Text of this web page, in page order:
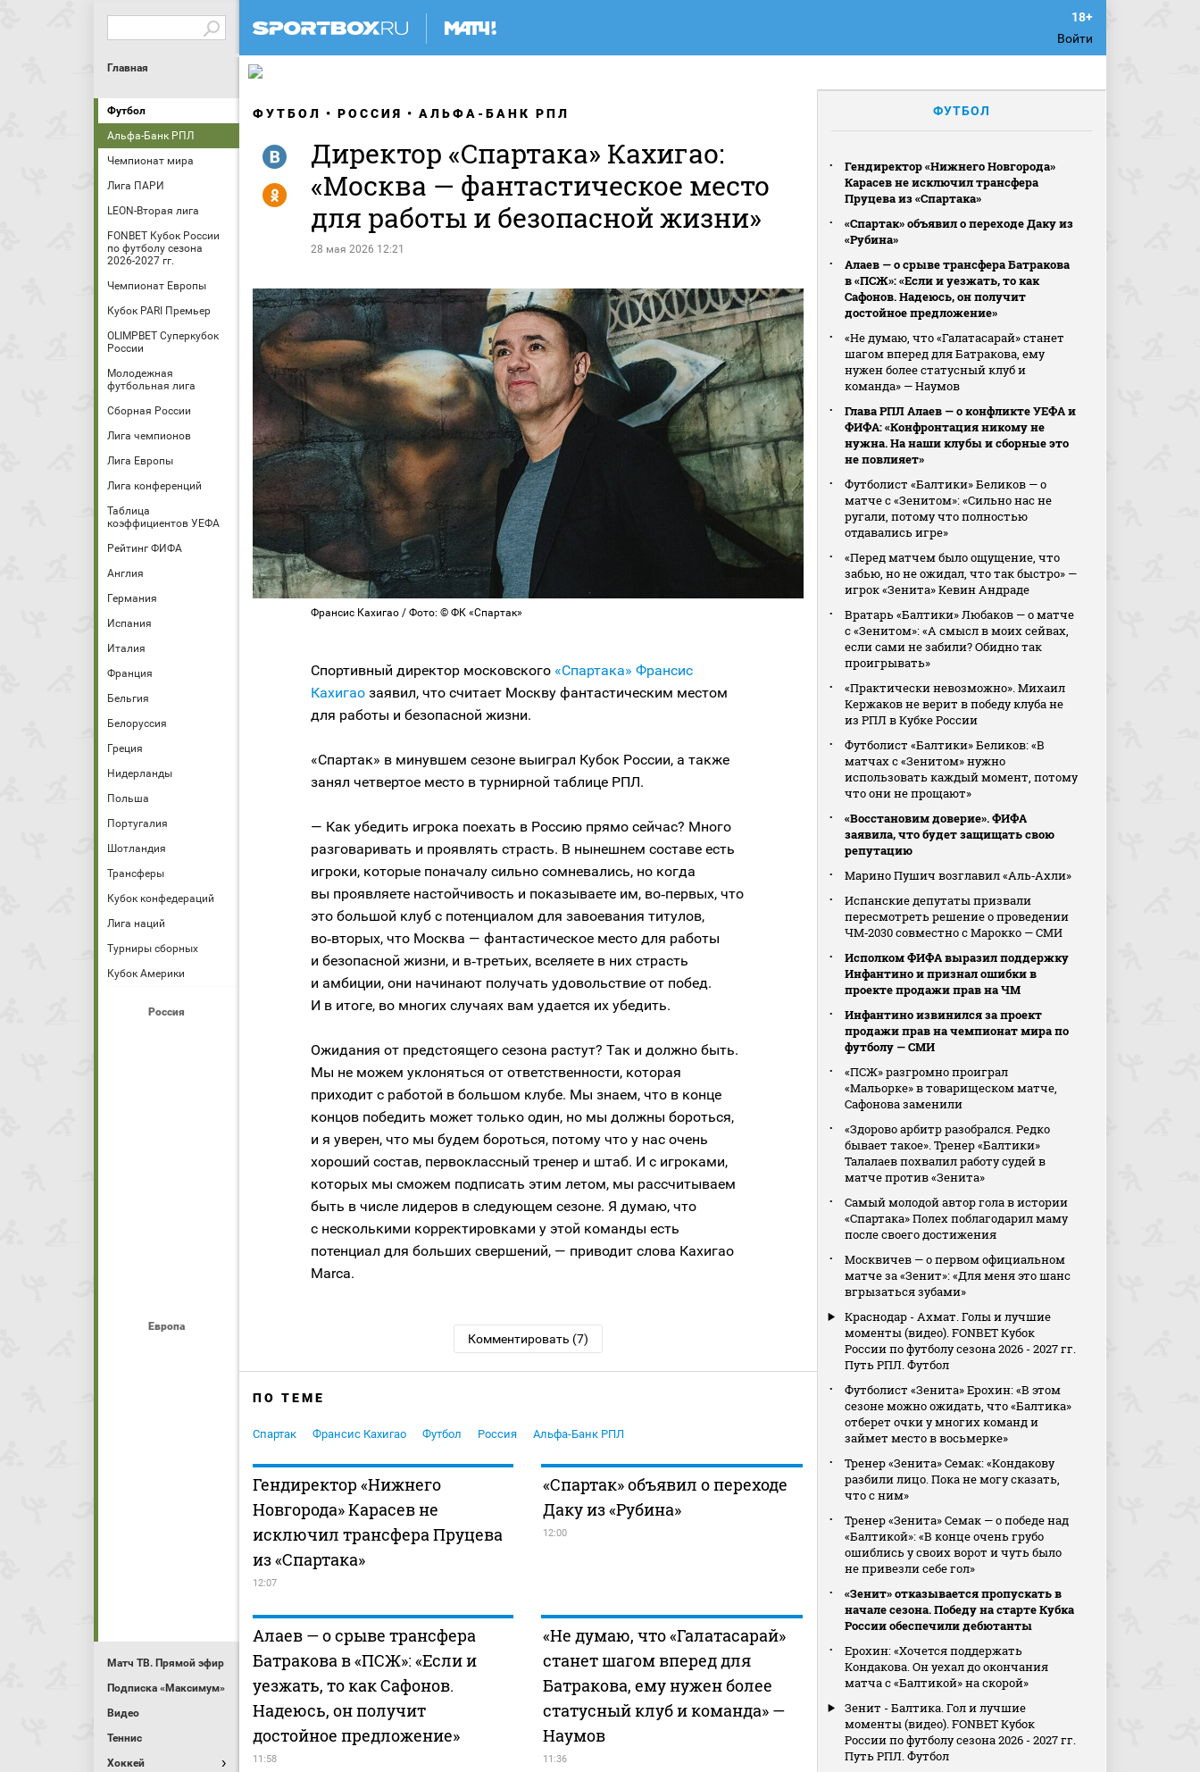
Войти
Главная
Футбол
Альфа-Банк РПЛ
Чемпионат мира
Лига ПАРИ
LEON-Вторая лига
FONBET Кубок России
по футболу сезона
2026-2027 гг.
Чемпионат Европы
Кубок PARI Премьер
OLIMPBET Суперкубок
России
Молодежная
футбольная лига
Сборная России
Лига чемпионов
Лига Европы
Лига конференций
Таблица
коэффициентов УЕФА
Рейтинг ФИФА
Англия
Германия
Испания
Италия
Франция
Бельгия
Белоруссия
Греция
Нидерланды
Польша
Португалия
Шотландия
Трансферы
Кубок конфедераций
Лига наций
Турниры сборных
Кубок Америки
Россия
Европа
Матч ТВ. Прямой эфир
Подписка «Максимум»
Видео
Теннис
Хоккей
ФУТБОЛ РОССИЯ АЛЬФА-БАНК РПЛ
Директор «Спартака» Кахигао:
«Москва — фантастическое место
для работы и безопасной жизни»
28 мая 2026 12:21
R
Y
Франсис Кахигао / Фото: © ФК «Спартак»
Спортивный директор московского «Спартака» Франсис
Кахигао заявил, что считает Москву фантастическим местом
для работы и безопасной жизни.
«Спартак» в минувшем сезоне выиграл Кубок России, а также
занял четвертое место в турнирной таблице РПЛ.
— Как убедить игрока поехать в Россию прямо сейчас? Много
разговаривать и проявлять страсть. В нынешнем составе есть
игроки, которые поначалу сильно сомневались, но когда
вы проявляете настойчивость и показываете им, во‑первых, что
это большой клуб с потенциалом для завоевания титулов,
во‑вторых, что Москва — фантастическое место для работы
и безопасной жизни, и в‑третьих, вселяете в них страсть
и амбиции, они начинают получать удовольствие от побед.
И в итоге, во многих случаях вам удается их убедить.
Ожидания от предстоящего сезона растут? Так и должно быть.
Мы не можем уклоняться от ответственности, которая
приходит с работой в большом клубе. Мы знаем, что в конце
концов победить может только один, но мы должны бороться,
и я уверен, что мы будем бороться, потому что у нас очень
хороший состав, первоклассный тренер и штаб. И с игроками,
которых мы сможем подписать этим летом, мы рассчитываем
быть в числе лидеров в следующем сезоне. Я думаю, что
с несколькими корректировками у этой команды есть
потенциал для больших свершений, — приводит слова Кахигао
Marca.
Комментировать (7)
ПО ТЕМЕ
Спартак Франсис Кахигао Футбол Россия Альфа-Банк РПЛ
Гендиректор «Нижнего
Новгорода» Карасев не
исключил трансфера Пруцева
из «Спартака»
12:07
«Спартак» объявил о переходе
Даку из «Рубина»
12:00
Алаев — о срыве трансфера
Батракова в «ПСЖ»: «Если и
уезжать, то как Сафонов.
Надеюсь, он получит
достойное предложение»
11:58
«Не думаю, что «Галатасарай»
станет шагом вперед для
Батракова, ему нужен более
статусный клуб и команда» —
Наумов
11:36
ФУТБОЛ
Гендиректор «Нижнего Новгорода»
Карасев не исключил трансфера
Пруцева из «Спартака»
«Спартак» объявил о переходе Даку из
«Рубина»
Алаев — о срыве трансфера Батракова
в «ПСЖ»: «Если и уезжать, то как
Сафонов. Надеюсь, он получит
достойное предложение»
«Не думаю, что «Галатасарай» станет
шагом вперед для Батракова, ему
нужен более статусный клуб и
команда» — Наумов
Глава РПЛ Алаев — о конфликте УЕФА и
ФИФА: «Конфронтация никому не
нужна. На наши клубы и сборные это
не повлияет»
Футболист «Балтики» Беликов — о
матче с «Зенитом»: «Сильно нас не
ругали, потому что полностью
отдавались игре»
«Перед матчем было ощущение, что
забью, но не ожидал, что так быстро» —
игрок «Зенита» Кевин Андраде
Вратарь «Балтики» Любаков — о матче
с «Зенитом»: «А смысл в моих сейвах,
если сами не забили? Обидно так
проигрывать»
«Практически невозможно». Михаил
Кержаков не верит в победу клуба не
из РПЛ в Кубке России
Футболист «Балтики» Беликов: «В
матчах с «Зенитом» нужно
использовать каждый момент, потому
что они не прощают»
«Восстановим доверие». ФИФА
заявила, что будет защищать свою
репутацию
Марино Пушич возглавил «Аль‑Ахли»
Испанские депутаты призвали
пересмотреть решение о проведении
ЧМ‑2030 совместно с Марокко — СМИ
Исполком ФИФА выразил поддержку
Инфантино и признал ошибки в
проекте продажи прав на ЧМ
Инфантино извинился за проект
продажи прав на чемпионат мира по
футболу — СМИ
«ПСЖ» разгромно проиграл
«Мальорке» в товарищеском матче,
Сафонова заменили
«Здорово арбитр разобрался. Редко
бывает такое». Тренер «Балтики»
Талалаев похвалил работу судей в
матче против «Зенита»
Самый молодой автор гола в истории
«Спартака» Полех поблагодарил маму
после своего достижения
Москвичев — о первом официальном
матче за «Зенит»: «Для меня это шанс
вгрызаться зубами»
Краснодар - Ахмат. Голы и лучшие
моменты (видео). FONBET Кубок
России по футболу сезона 2026 - 2027 гг.
Путь РПЛ. Футбол
Футболист «Зенита» Ерохин: «В этом
сезоне можно ожидать, что «Балтика»
отберет очки у многих команд и
займет место в восьмерке»
Тренер «Зенита» Семак: «Кондакову
разбили лицо. Пока не могу сказать,
что с ним»
Тренер «Зенита» Семак — о победе над
«Балтикой»: «В конце очень грубо
ошиблись у своих ворот и чуть было
не привезли себе гол»
«Зенит» отказывается пропускать в
начале сезона. Победу на старте Кубка
России обеспечили дебютанты
Ерохин: «Хочется поддержать
Кондакова. Он уехал до окончания
матча с «Балтикой» на скорой»
Зенит - Балтика. Гол и лучшие
моменты (видео). FONBET Кубок
России по футболу сезона 2026 - 2027 гг.
Путь РПЛ. Футбол